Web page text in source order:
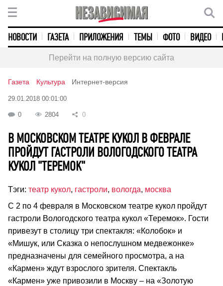
НОВОСТИ ГАЗЕТА ПРИЛОЖЕНИЯ ТЕМЫ ФОТО ВИДЕО
Перейти на полную версию сайта
Газета Культура Интернет-версия
29.01.2018 00:01:00
0 2804 0
В МОСКОВСКОМ ТЕАТРЕ КУКОЛ В ФЕВРАЛЕ
ПРОЙДУТ ГАСТРОЛИ ВОЛОГОДСКОГО ТЕАТРА
КУКОЛ "ТЕРЕМОК"
Тэги: театр кукол, гастроли, вологда, москва
С 2 по 4 февраля в Московском театре кукол пройдут
гастроли Вологодского театра кукол «Теремок». Гости
привезут в столицу три спектакля: «Колобок» и
«Мишук, или Сказка о непослушном медвежонке»
предназначены для семейного просмотра, а на
«Кармен» ждут взрослого зрителя. Спектакль
«Кармен» уже привозили в Москву – на «Золотую